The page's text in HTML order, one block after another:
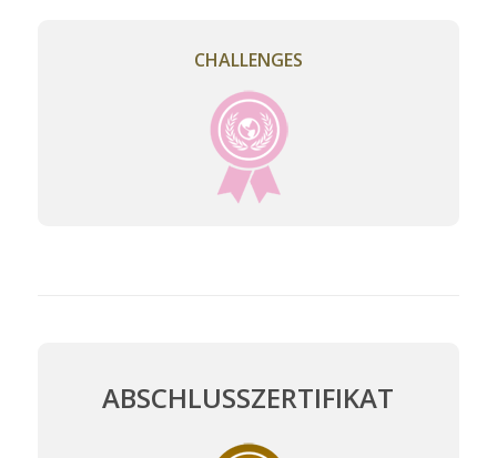
CHALLENGES
ABSCHLUSSZERTIFIKAT